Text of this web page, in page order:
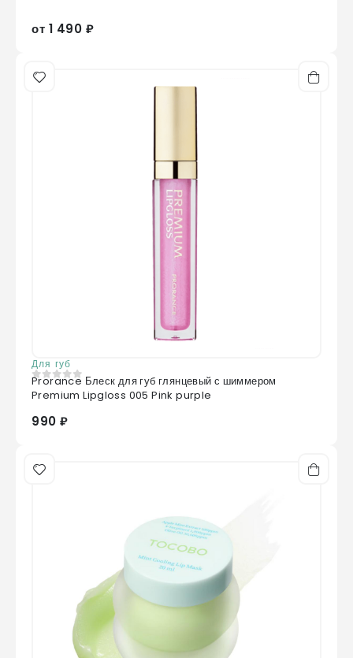
от 1 490 ₽
Для губ
0 из 5
Prorance Блеск для губ глянцевый с шиммером
Premium Lipgloss 005 Pink purple
990 ₽